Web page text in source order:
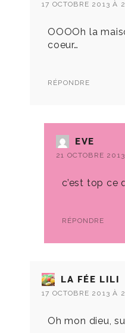
17 OCTOBRE 2013 À
OOOOh la
coeur…
RÉPONDRE
EVE
21 OCTOBRE
c’est top ce
RÉPONDRE
LA FÉE LILI
17 OCTOBRE 2013 À
Oh mon dieu,